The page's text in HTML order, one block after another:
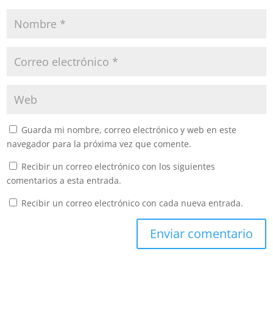
Guarda mi nombre, correo electrónico y web en este
navegador para la próxima vez que comente.
Recibir un correo electrónico con los siguientes
comentarios a esta entrada.
Recibir un correo electrónico con cada nueva entrada.